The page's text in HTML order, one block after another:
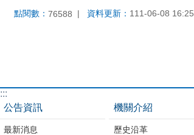
點閱數： 76588 資料更新： 111-06-08 16:25
:::
公告資訊
最新消息
機關介紹
歷史沿革